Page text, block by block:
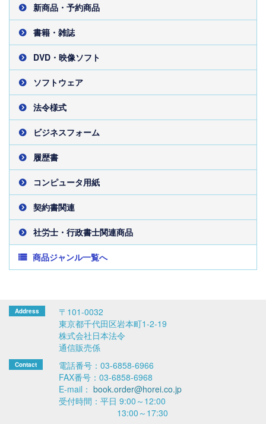
新商品・予約商品
書籍・雑誌
DVD・映像ソフト
ソフトウェア
法令様式
ビジネスフォーム
履歴書
コンピュータ用紙
契約書関連
社労士・行政書士関連商品
商品ジャンル一覧へ
〒101-0032
東京都千代田区岩本町1-2-19
株式会社日本法令
通信販売係
電話番号：03-6858-6966
FAX番号：03-6858-6968
E-mail： book.order@horei.co.jp
受付時間：平日 9:00～12:00
13:00～17:30